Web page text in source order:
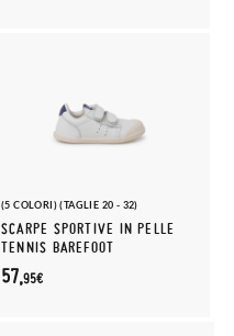
(5 COLORI) (TAGLIE 20 - 32)
SCARPE SPORTIVE IN PELLE
TENNIS BAREFOOT
57,95€